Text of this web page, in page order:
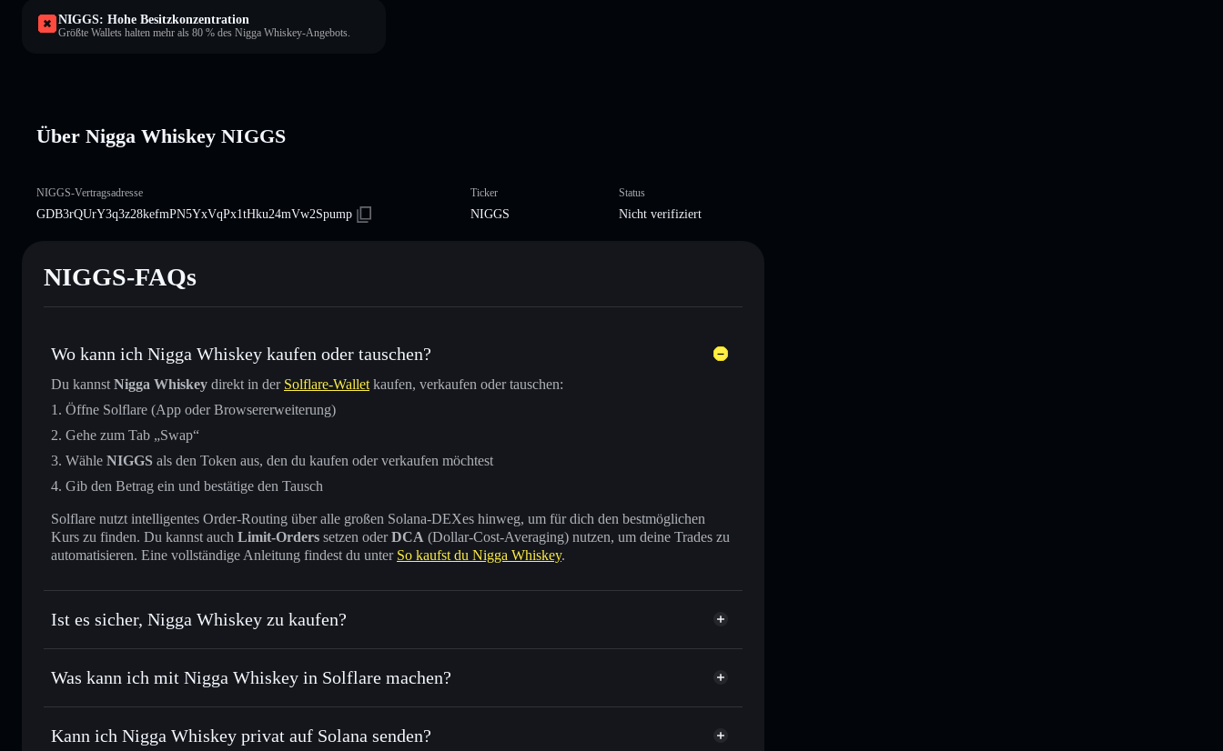
NIGGS: Hohe Besitzkonzentration
Größte Wallets halten mehr als 80 % des Nigga Whiskey-Angebots.
Über Nigga Whiskey NIGGS
NIGGS-Vertragsadresse
GDB3rQUrY3q3z28kefmPN5YxVqPx1tHku24mVw2Spump
Ticker
NIGGS
Status
Nicht verifiziert
NIGGS-FAQs
Wo kann ich Nigga Whiskey kaufen oder tauschen?
Du kannst Nigga Whiskey direkt in der Solflare-Wallet kaufen, verkaufen oder tauschen:
Öffne Solflare (App oder Browsererweiterung)
Gehe zum Tab „Swap“
Wähle NIGGS als den Token aus, den du kaufen oder verkaufen möchtest
Gib den Betrag ein und bestätige den Tausch
Solflare nutzt intelligentes Order-Routing über alle großen Solana-DEXes hinweg, um für dich den bestmöglichen
Kurs zu finden. Du kannst auch Limit-Orders setzen oderDCA (Dollar-Cost-Averaging) nutzen, um deine Trades zu
automatisieren. Eine vollständige Anleitung findest du unter So kaufst du Nigga Whiskey.
Ist es sicher, Nigga Whiskey zu kaufen?
Nigga Whiskey nicht verifiziert
Was kann ich mit Nigga Whiskey in Solflare machen?
Nigga Whiskey
Solflare-Wallet
Sofort tauschen– handle NIGGS gegen SOL, USDC oder Tausende anderer Solana-Tokens mit intelligentem
Kann ich Nigga Whiskey privat auf Solana senden?